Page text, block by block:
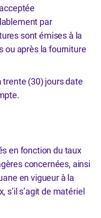
par
sont émises à la
ou après la fourniture
(30) jours date
en fonction du taux
concernées, ainsi
en vigueur à la
s’il s’agit de matériel